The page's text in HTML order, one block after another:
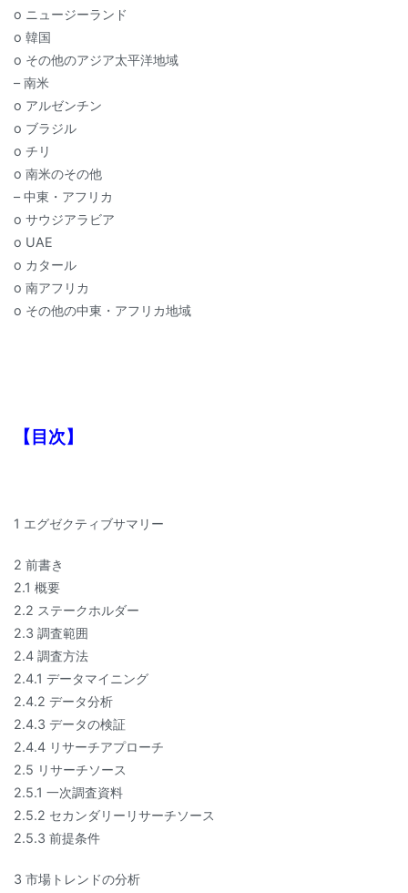
o ニュージーランド
o 韓国
o その他のアジア太平洋地域
– 南米
o アルゼンチン
o ブラジル
o チリ
o 南米のその他
– 中東・アフリカ
o サウジアラビア
o UAE
o カタール
o 南アフリカ
o その他の中東・アフリカ地域
【目次】
1 エグゼクティブサマリー
2 前書き
2.1 概要
2.2 ステークホルダー
2.3 調査範囲
2.4 調査方法
2.4.1 データマイニング
2.4.2 データ分析
2.4.3 データの検証
2.4.4 リサーチアプローチ
2.5 リサーチソース
2.5.1 一次調査資料
2.5.2 セカンダリーリサーチソース
2.5.3 前提条件
3 市場トレンドの分析